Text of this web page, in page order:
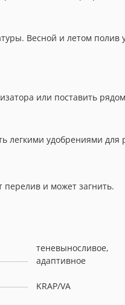
Весной и летом
или поставить
легкими удобрениями
перелив и может загнить.
теневыносливое,
адаптивное
KRAP/VA